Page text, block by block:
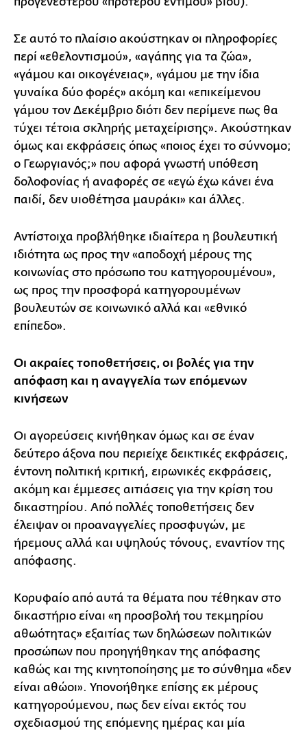
Σε αυτό το πλαίσιο ακούστηκαν οι πληροφορίες
περί «εθελοντισμού», «αγάπης για τα ζώα»,
«γάμου και οικογένειας», «γάμου με την ίδια
γυναίκα δύο φορές» ακόμη και «επικείμενου
γάμου τον Δεκέμβριο διότι δεν περίμενε πως θα
τύχει τέτοια σκληρής μεταχείρισης». Ακούστηκαν
όμως και εκφράσεις όπως «ποιος έχει το σύννομο;
ο Γεωργιανός;» που αφορά γνωστή υπόθεση
δολοφονίας ή αναφορές σε «εγώ έχω κάνει ένα
παιδί, δεν υιοθέτησα μαυράκι» και άλλες.
Αντίστοιχα προβλήθηκε ιδιαίτερα η βουλευτική
ιδιότητα ως προς την «αποδοχή μέρους της
κοινωνίας στο πρόσωπο του κατηγορουμένου»,
ως προς την προσφορά κατηγορουμένων
βουλευτών σε κοινωνικό αλλά και «εθνικό
επίπεδο».
Οι ακραίες τοποθετήσεις, οι βολές για την
απόφαση και η αναγγελία των επόμενων
κινήσεων
Οι αγορεύσεις κινήθηκαν όμως και σε έναν
δεύτερο άξονα που περιείχε δεικτικές εκφράσεις,
έντονη πολιτική κριτική, ειρωνικές εκφράσεις,
ακόμη και έμμεσες αιτιάσεις για την κρίση του
δικαστηρίου. Από πολλές τοποθετήσεις δεν
έλειψαν οι προαναγγελίες προσφυγών, με
ήρεμους αλλά και υψηλούς τόνους, εναντίον της
απόφασης.
Κορυφαίο από αυτά τα θέματα που τέθηκαν στο
δικαστήριο είναι «η προσβολή του τεκμηρίου
αθωότητας» εξαιτίας των δηλώσεων πολιτικών
προσώπων που προηγήθηκαν της απόφασης
καθώς και της κινητοποίησης με το σύνθημα «δεν
είναι αθώοι». Υπονοήθηκε επίσης εκ μέρους
κατηγορούμενου, πως δεν είναι εκτός του
σχεδιασμού της επόμενης ημέρας και μία